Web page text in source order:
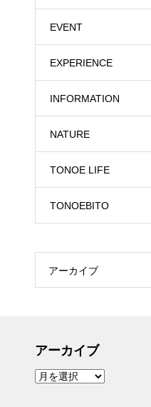
EVENT
EXPERIENCE
INFORMATION
NATURE
TONOE LIFE
TONOEBITO
アーカイブ
アーカイブ
ア
ー